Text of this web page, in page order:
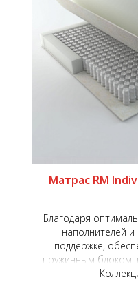
Матрас RM
Благодаря
наполнителей
поддержке,
пружинным блоком,
подарит